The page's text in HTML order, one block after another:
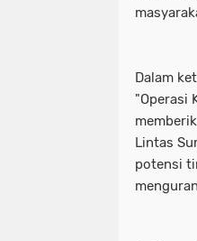
Dalam
"Operasi
Lintas
potensi